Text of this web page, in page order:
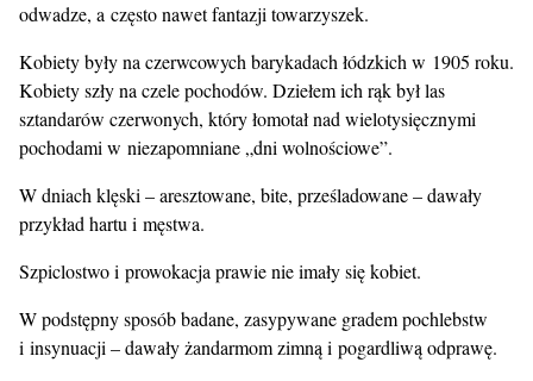
odwadze, a często nawet fantazji towarzyszek.
Kobiety były na czerwcowych barykadach łódzkich w 1905 roku.
Kobiety szły na czele pochodów. Dziełem ich rąk był las
sztandarów czerwonych, który łomotał nad wielotysięcznymi
pochodami w niezapomniane „dni wolnościowe”.
W dniach klęski – aresztowane, bite, prześladowane – dawały
przykład hartu i męstwa.
Szpiclostwo i prowokacja prawie nie imały się kobiet.
W podstępny sposób badane, zasypywane gradem pochlebstw
i insynuacji – dawały żandarmom zimną i pogardliwą odprawę.